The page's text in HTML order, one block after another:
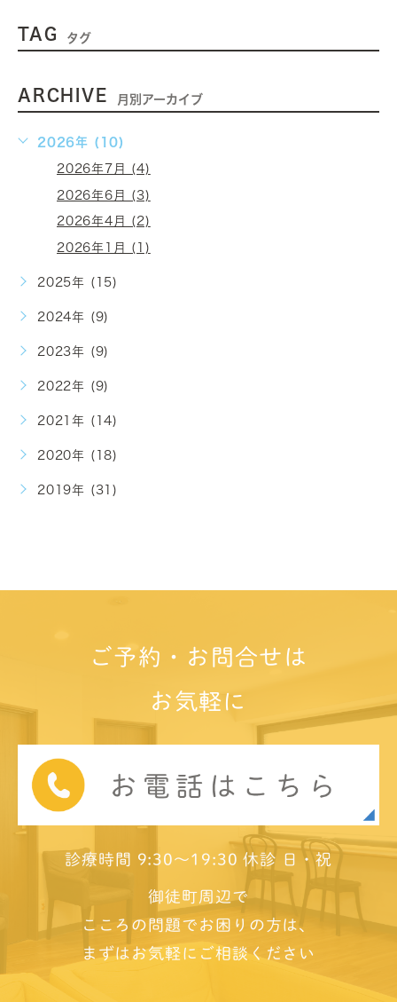
TAG タグ
ARCHIVE 月別アーカイブ
2026年 (10)
2026年7月 (4)
2026年6月 (3)
2026年4月 (2)
2026年1月 (1)
2025年 (15)
2024年 (9)
2023年 (9)
2022年 (9)
2021年 (14)
2020年 (18)
2019年 (31)
ご予約・お問合せは
お気軽に
診療時間 9:30～19:30 休診 日・祝
御徒町周辺で
こころの問題でお困りの方は、
まずはお気軽にご相談ください